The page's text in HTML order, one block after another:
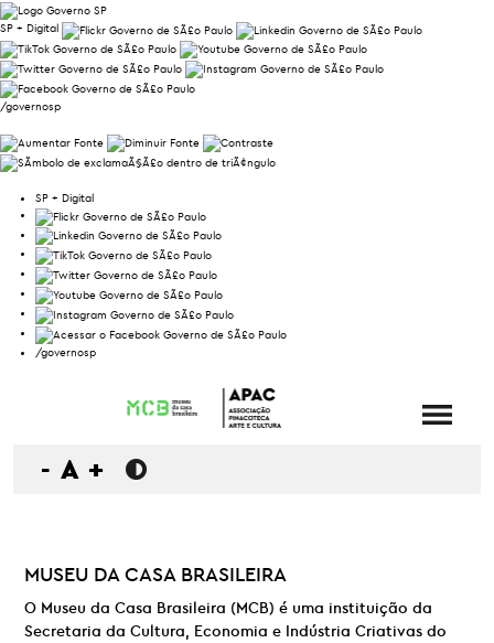
SP + Digital
/governosp
SP + Digital
/governosp
- A +
MUSEU DA CASA BRASILEIRA
O Museu da Casa Brasileira (MCB) é uma instituição da
Secretaria da Cultura, Economia e Indústria Criativas do